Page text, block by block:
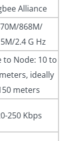
Alliance
868M/
2.4 G Hz
to Node: 10 to
ideally
meters
250 Kbps